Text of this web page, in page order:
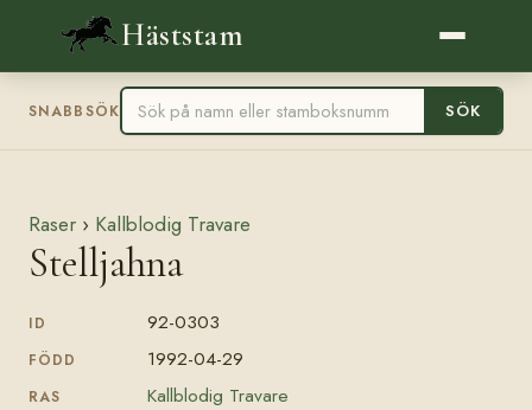
Häststam
SNABBSÖK SÖK
Raser › Kallblodig Travare
Stelljahna
ID 92-0303
FÖDD 1992-04-29
RAS Kallblodig Travare